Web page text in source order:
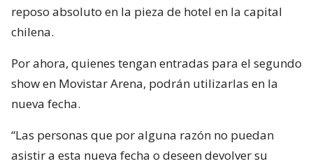
reposo absoluto en la pieza de hotel en la capital
chilena.
Por ahora, quienes tengan entradas para el segundo
show en Movistar Arena, podrán utilizarlas en la
nueva fecha.
“Las personas que por alguna razón no puedan
asistir a esta nueva fecha o deseen devolver su